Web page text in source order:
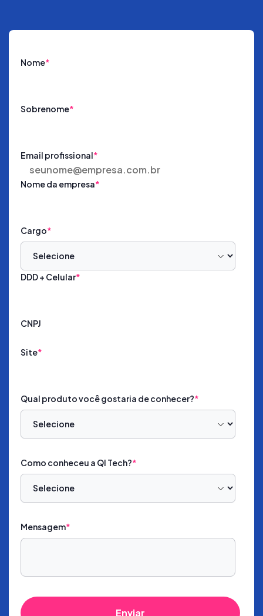
Nome*
Sobrenome*
Email profissional*
Nome da empresa*
Cargo*
DDD + Celular*
CNPJ
Site*
Qual produto você gostaria de conhecer?*
Como conheceu a QI Tech?*
Mensagem*